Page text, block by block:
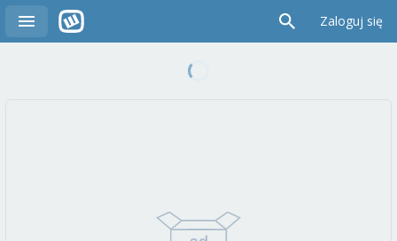
Zaloguj się